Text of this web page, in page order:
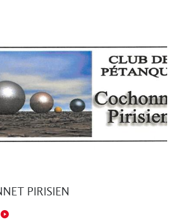
PIRISIEN